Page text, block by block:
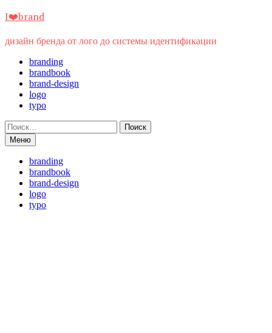
Перейти
содержимому
I❤️brand
дизайн бренда от лого до системы идентификации
branding
brandbook
brand-design
logo
typo
Найти:
Меню
branding
brandbook
brand-design
logo
typo